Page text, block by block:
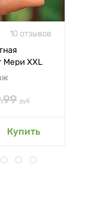
10 отзывов
Мери XXL
руб
Купить